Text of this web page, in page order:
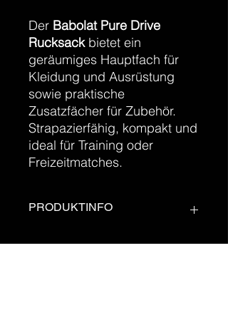
Der Babolat Pure Drive
Rucksackbietet ein
geräumiges Hauptfach für
Kleidung und Ausrüstung
sowie praktische
Zusatzfächer für Zubehör.
Strapazierfähig, kompakt und
ideal für Training oder
Freizeitmatches.
PRODUKTINFO